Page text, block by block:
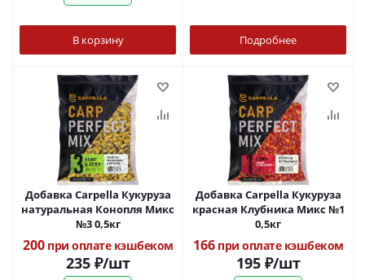
В корзину Подробнее
Добавка Carpella Кукуруза
натуральная Конопля Микс
№3 0,5кг
200при оплате кэшбеком
235₽/шт
Добавка Carpella Кукуруза
красная Клубника Микс №1
0,5кг
166при оплате кэшбеком
195₽/шт